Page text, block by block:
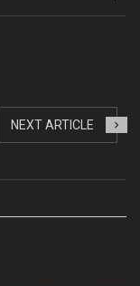
NEXT ARTICLE